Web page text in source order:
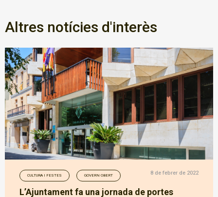
Altres notícies d'interès
CULTURA I FESTES GOVERN OBERT 8 de febrer de 2022
L’Ajuntament fa una jornada de portes